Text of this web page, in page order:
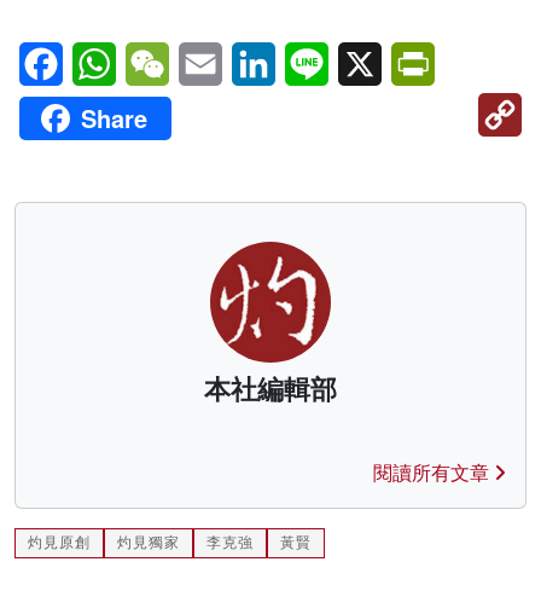
FacebookWhatsAppWeChatEmail LinkedInLine X
Share
本社編輯部
閱讀所有文章
灼見原創 灼見獨家 李克強 黃賢